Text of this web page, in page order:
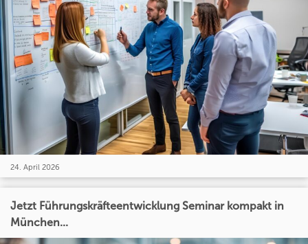
24. April 2026
Jetzt Führungskräfteentwicklung Seminar kompakt in
München...